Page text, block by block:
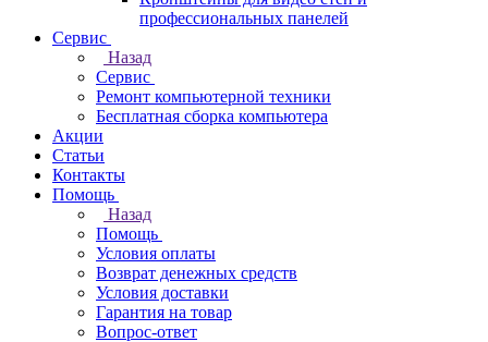
профессиональных панелей
Сервис
Назад
Сервис
Ремонт компьютерной техники
Бесплатная сборка компьютера
Акции
Статьи
Контакты
Помощь
Назад
Помощь
Условия оплаты
Возврат денежных средств
Условия доставки
Гарантия на товар
Вопрос-ответ